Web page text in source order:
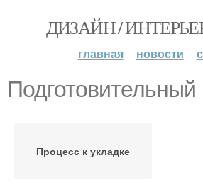
ДИЗАЙН /
главная новости
Подготовительный
Процесс к укладке